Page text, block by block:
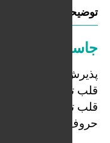
آگهی
سفارش در تعداد
۲۵۰۰۰تومان
توخالی ۳۰۰۰۰تومان
لاتین ۴۰۰۰۰تومان